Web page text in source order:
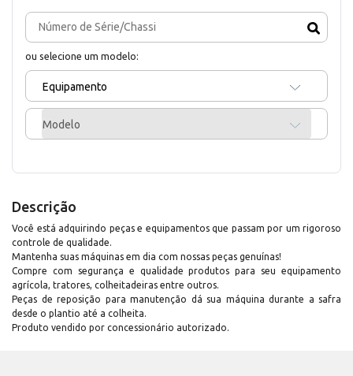
ou selecione um modelo:
Equipamento
Modelo
Descrição
Você está adquirindo peças e equipamentos que passam por um rigoroso
controle de qualidade.
Mantenha suas máquinas em dia com nossas peças genuínas!
Compre com segurança e qualidade produtos para seu equipamento
agrícola, tratores, colheitadeiras entre outros.
Peças de reposição para manutenção dá sua máquina durante a safra
desde o plantio até a colheita.
Produto vendido por concessionário autorizado.